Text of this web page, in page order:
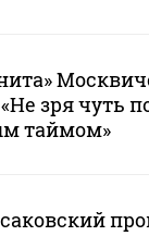
зря чуть
таймом»